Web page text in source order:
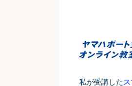
私が受講した